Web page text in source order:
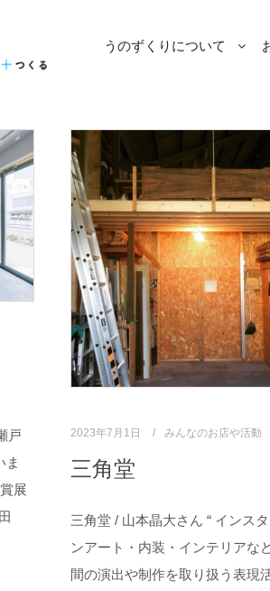
うのずくりについて
戸
ま
展
2023年7月1日 みんなのお店や活動
三角堂
三角堂 / 山本晶大さん “ インス
ンアート・内装・インテリアな
間の演出や制作を取り扱う表現